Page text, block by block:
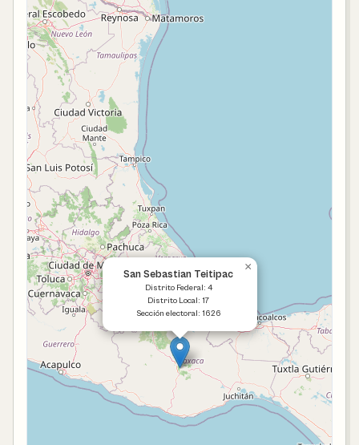
San Sebastian Teitipac
Distrito Federal: 4
Distrito Local: 17
Sección electoral: 1626
×